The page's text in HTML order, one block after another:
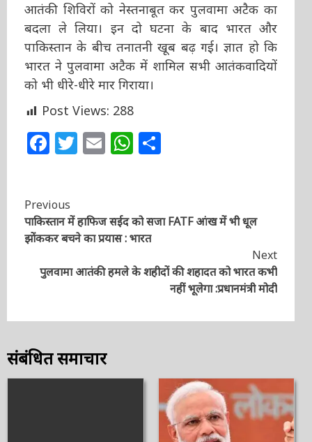
आतंकी शिविरों को नेस्तनाबूत कर पुलवामा अटैक का
बदला ले लिया। इन दो घटना के बाद भारत और
पाकिस्तान के बीच तनातनी खूब बढ़ गई। ज्ञात हो कि
भारत ने पुलवामा अटैक में शामिल सभी आतंकवादियों
को भी धीरे-धीरे मार गिराया।
Post Views: 288
Facebook
Twitter
EmailWhatsApp
Continue
Reading
Previous
पाकिस्तान में हाफिज सईद को सजा FATF आंख में भी धूल
झोंककर बचने का प्रयास : भारत
Next
पुलवामा आतंकी हमले के शहीदों की शहादत को भारत कभी
नहीं भूलेगा :प्रधानमंत्री मोदी
संबंधित समाचार